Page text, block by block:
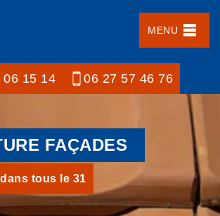
MENU
06 15 14 06 27 57 46 76
FAÇADES
tous le 31